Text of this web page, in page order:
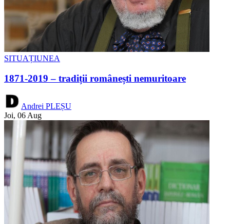
SITUAȚIUNEA
1871-2019 – tradiții românești nemuritoare
Andrei PLEȘU
Joi, 06 Aug